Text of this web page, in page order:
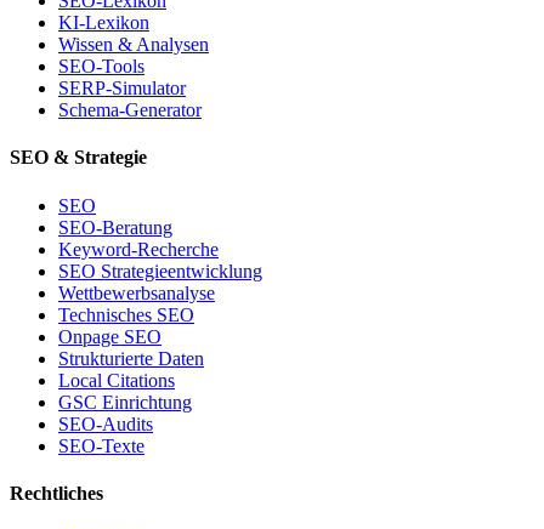
KI-Lexikon
Wissen & Analysen
SEO-Tools
SERP-Simulator
Schema-Generator
SEO & Strategie
SEO
SEO-Beratung
Keyword-Recherche
SEO Strategieentwicklung
Wettbewerbsanalyse
Technisches SEO
Onpage SEO
Strukturierte Daten
Local Citations
GSC Einrichtung
SEO-Audits
SEO-Texte
Rechtliches